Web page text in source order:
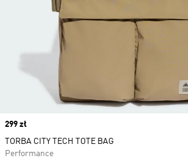
Price
299 zł
TORBA CITY TECH TOTE BAG
Performance